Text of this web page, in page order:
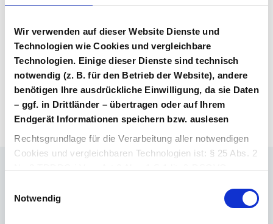
Wir verwenden auf dieser Website Dienste und
Technologien wie Cookies und vergleichbare
Technologien. Einige dieser Dienste sind technisch
notwendig (z. B. für den Betrieb der Website), andere
benötigen Ihre ausdrückliche Einwilligung, da sie Daten
– ggf. in Drittländer – übertragen oder auf Ihrem
Endgerät Informationen speichern bzw. auslesen
Rechtsgrundlage für die Verarbeitung aller notwendigen
Cookies und vergleichbaren Technologien ist: § 25 Abs. 2
Nr. 2 TDDDG i.V.m. Art 6 Abs. 1 S.1 lit. f) DSGVO.
Rechtsgrundlage für die Verarbeitung aller weiteren
Notwendig
Vertragsunterlagen einzusehen und
Benutzerkonto? Dann können Sie sich hier
direkt registrieren.
Login Arzneimittel Konto erstellen
Dr. Barthold Deiters